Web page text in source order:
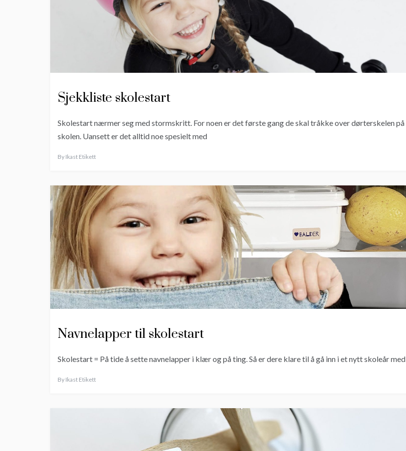
Sjekkliste skolestart
Skolestart nærmer seg med stormskritt. For noen er det første gang de skal tråkke over dørterskelen på
skolen. Uansett er det alltid noe spesielt med
By Ikast Etikett
Navnelapper til skolestart
Skolestart = På tide å sette navnelapper i klær og på ting. Så er dere klare til å gå inn i et nytt skoleår med
By Ikast Etikett